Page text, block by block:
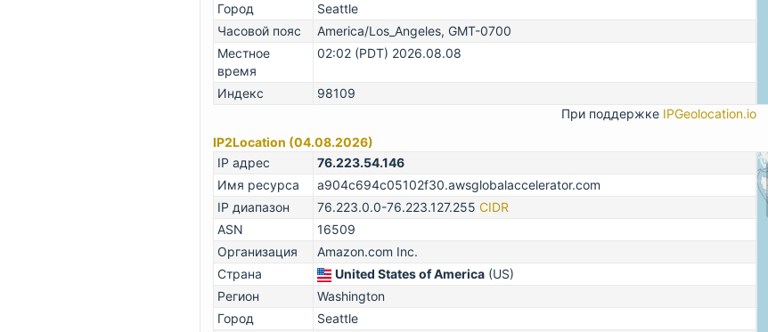
Город
Seattle
Часовой пояс
America/Los_Angeles, GMT-0700
Местное
время
02:02 (PDT) 2026.08.08
Индекс
98109
При поддержке IPGeolocation.io
IP2Location (04.08.2026)
IP адрес
76.223.54.146
Имя ресурса
a904c694c05102f30.awsglobalaccelerator.com
IP диапазон
76.223.0.0-76.223.127.255 CIDR
ASN
16509
Организация
Amazon.com Inc.
Страна
United States of America (US)
Регион
Washington
Город
Seattle